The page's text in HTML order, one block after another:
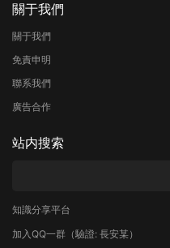
關于我們
關于我們
免責申明
聯系我們
廣告合作
站内搜索
知識分享平台
加入QQ一群 （驗證: 長安某）